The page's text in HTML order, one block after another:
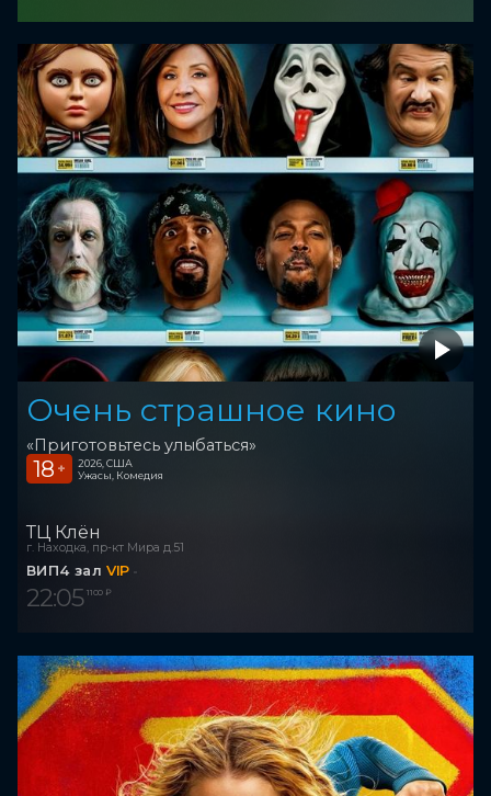
Очень страшное кино
«Приготовьтесь улыбаться»
18 +
2026, США
Ужасы, Комедия
ТЦ Клён
г. Находка, пр-кт Мира д.51
ВИП4 зал VIP
22:05 1 100 ₽